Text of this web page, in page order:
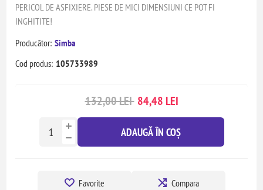
PERICOL DE ASFIXIERE. PIESE DE MICI DIMENSIUNI CE POT FI
INGHITITE!
Producător: Simba
Cod produs: 105733989
132,00 LEI 84,48 LEI
ADAUGĂ ÎN COȘ
Favorite Compara